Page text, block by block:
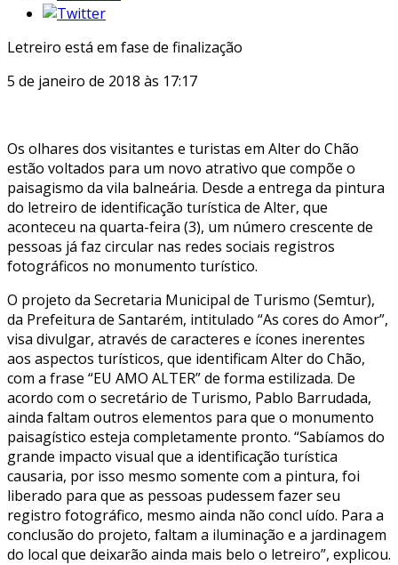
Letreiro está em fase de finalização
5 de janeiro de 2018 às 17:17
Os olhares dos visitantes e turistas em Alter do Chão
estão voltados para um novo atrativo que compõe o
paisagismo da vila balneária. Desde a entrega da pintura
do letreiro de identificação turística de Alter, que
aconteceu na quarta-feira (3), um número crescente de
pessoas já faz circular nas redes sociais registros
fotográficos no monumento turístico.
O projeto da Secretaria Municipal de Turismo (Semtur),
da Prefeitura de Santarém, intitulado “As cores do Amor”,
visa divulgar, através de caracteres e ícones inerentes
aos aspectos turísticos, que identificam Alter do Chão,
com a frase “EU AMO ALTER” de forma estilizada. De
acordo com o secretário de Turismo, Pablo Barrudada,
ainda faltam outros elementos para que o monumento
paisagístico esteja completamente pronto. “Sabíamos do
grande impacto visual que a identificação turística
causaria, por isso mesmo somente com a pintura, foi
liberado para que as pessoas pudessem fazer seu
registro fotográfico, mesmo ainda não concl uído. Para a
conclusão do projeto, faltam a iluminação e a jardinagem
do local que deixarão ainda mais belo o letreiro”, explicou.